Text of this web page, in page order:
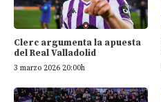
Clerc argumenta la apuesta
del Real Valladolid
3 marzo 2026 20:00h